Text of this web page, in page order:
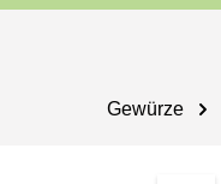
Gewürze